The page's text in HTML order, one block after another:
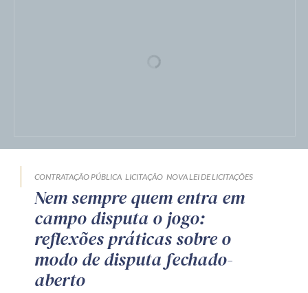
CONTRATAÇÃO PÚBLICA LICITAÇÃO NOVA LEI DE LICITAÇÕES
Nem sempre quem entra em
campo disputa o jogo:
reflexões práticas sobre o
modo de disputa fechado-
aberto